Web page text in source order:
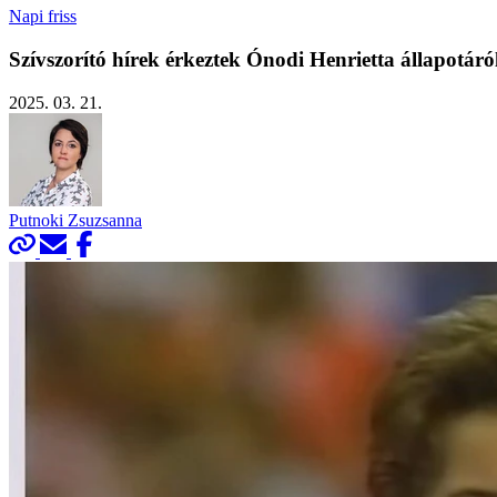
Napi friss
Szívszorító hírek érkeztek Ónodi Henrietta
2025. 03. 21.
Putnoki Zsuzsanna